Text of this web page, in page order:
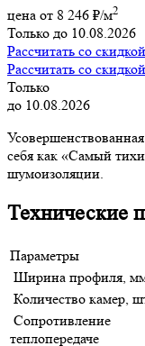
цена от 8 246 ₽/м2
Только до 10.08.2026
Рассчитать со
Рассчитать со
Только
до 10.08.2026
себя как «Самый
шумоизоляции.
Технические
Параметры
Ширина профиля,
Количество камер,
Сопротивление
теплопередаче